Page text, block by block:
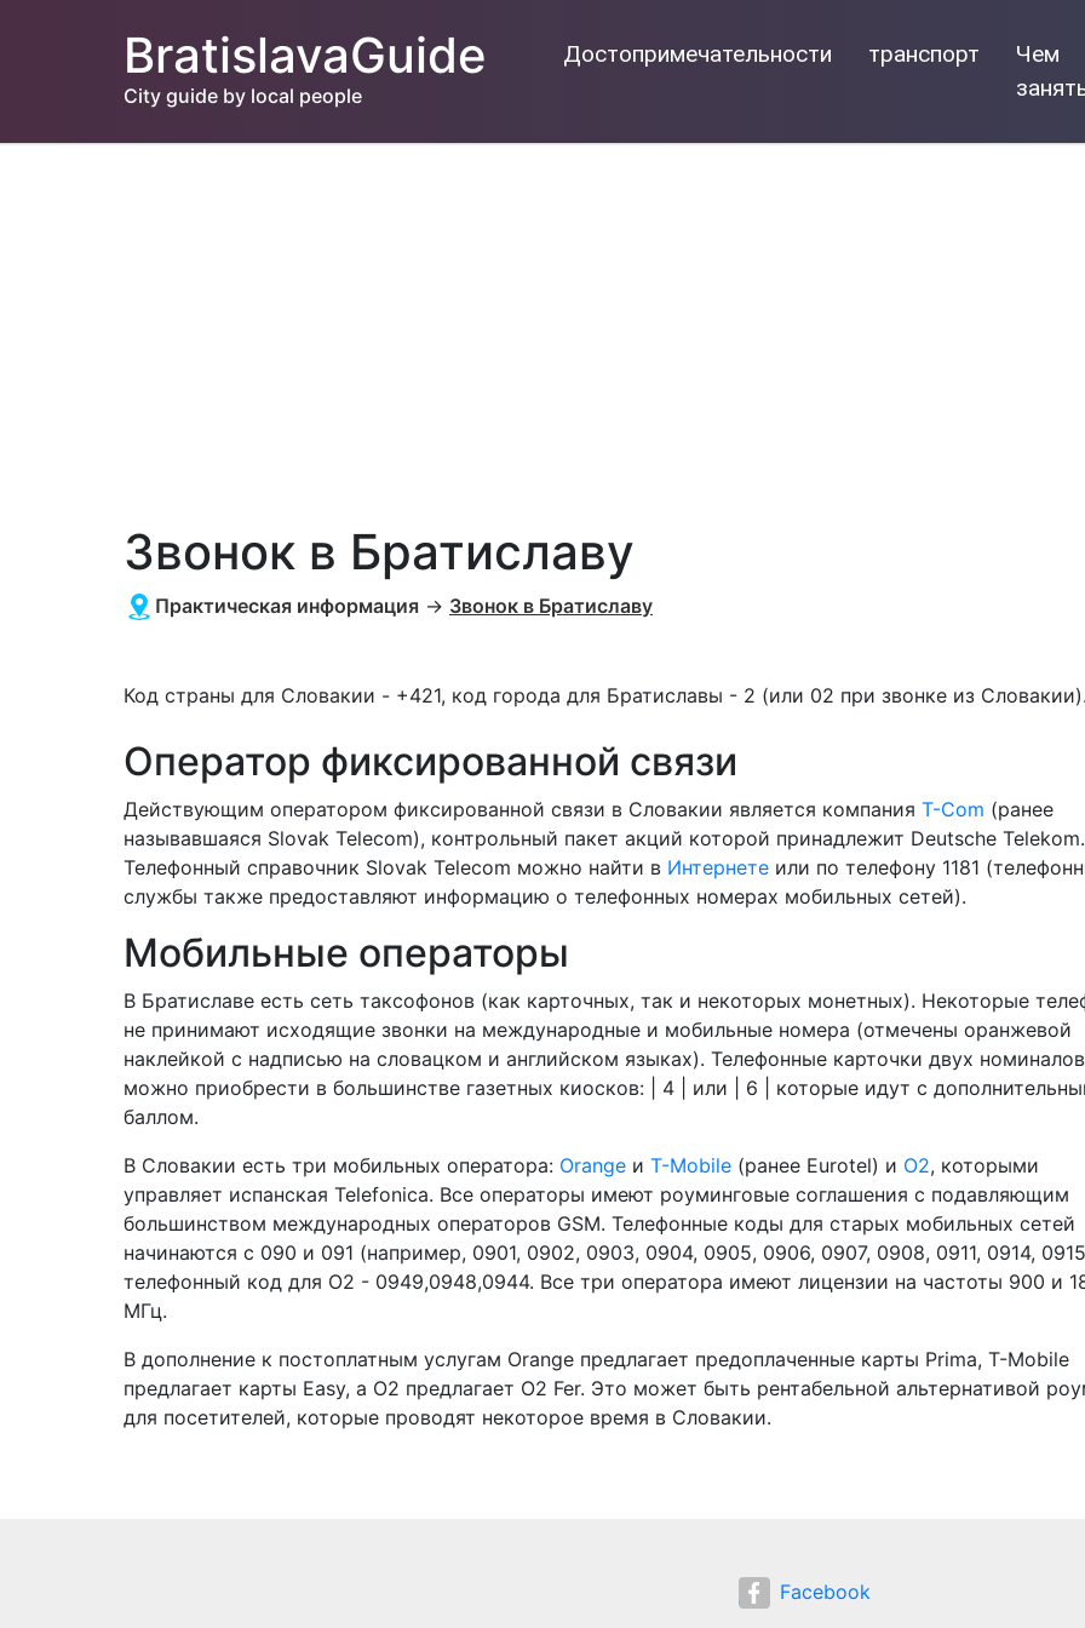
BratislavaGuide
City guide by local people
Достопримечательности транспорт
Чем
Звонок в Братиславу
Практическая информация → Звонок в Братиславу
Код страны для Словакии - +421, код города для Братиславы - 2 (или 02 при звонке из Словакии).
Оператор фиксированной связи
Действующим оператором фиксированной связи в Словакии является компания T-Com (ранее
называвшаяся Slovak Telecom), контрольный пакет акций которой принадлежит Deutsche Telekom.
Телефонный справочник Slovak Telecom можно найти в Интернете или по телефону 1181
службы также предоставляют информацию о телефонных номерах мобильных сетей).
Мобильные операторы
В Братиславе есть сеть таксофонов (как карточных, так и некоторых монетных). Некоторые
не принимают исходящие звонки на международные и мобильные номера (отмечены оранжевой
наклейкой с надписью на словацком и английском языках). Телефонные карточки двух номиналов
можно приобрести в большинстве газетных киосков: | 4 | или | 6 | которые идут с
баллом.
В Словакии есть три мобильных оператора: Orange и T-Mobile (ранее Eurotel) и O2, которыми
управляет испанская Telefonica. Все операторы имеют роуминговые соглашения с подавляющим
большинством международных операторов GSM. Телефонные коды для старых мобильных сетей
начинаются с 090 и 091 (например, 0901, 0902, 0903, 0904, 0905, 0906, 0907, 0908, 0911, 0914,
телефонный код для O2 - 0949,0948,0944. Все три оператора имеют лицензии на частоты 900 и
МГц.
В дополнение к постоплатным услугам Orange предлагает предоплаченные карты Prima, T-Mobile
предлагает карты Easy, а O2 предлагает O2 Fer. Это может быть рентабельной альтернативой
для посетителей, которые проводят некоторое время в Словакии.
Facebook